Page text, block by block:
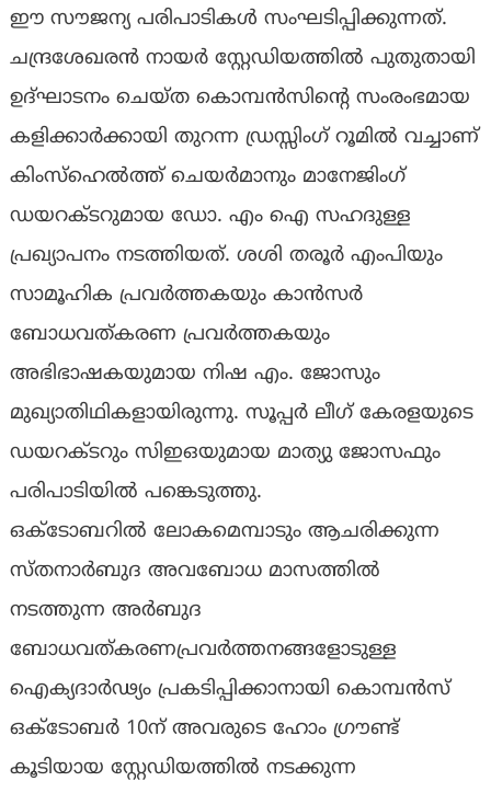
ഈ സൗജന്യ പരിപാടികൾ സംഘടിപ്പിക്കുന്നത്.
ചന്ദ്രശേഖരൻ നായർ സ്റ്റേഡിയത്തിൽ പുതുതായി
ഉദ്ഘാടനം ചെയ്ത കൊമ്പൻസിൻ്റെ സംരംഭമായ
കളിക്കാർക്കായി തുറന്ന ഡ്രസ്സിംഗ് റൂമിൽ വച്ചാണ്
കിംസ്ഹെൽത്ത് ചെയർമാനും മാനേജിംഗ്
ഡയറക്ടറുമായ ഡോ. എം ഐ സഹദുള്ള
പ്രഖ്യാപനം നടത്തിയത്. ശശി തരൂർ എംപിയും
സാമൂഹിക പ്രവർത്തകയും കാൻസർ
ബോധവത്കരണ പ്രവർത്തകയും
അഭിഭാഷകയുമായ നിഷ എം. ജോസും
മുഖ്യാതിഥികളായിരുന്നു. സൂപ്പർ ലീഗ് കേരളയുടെ
ഡയറക്ടറും സിഇഒയുമായ മാത്യു ജോസഫും
പരിപാടിയിൽ പങ്കെടുത്തു.
ഒക്ടോബറിൽ ലോകമെമ്പാടും ആചരിക്കുന്ന
സ്തനാർബുദ അവബോധ മാസത്തിൽ
നടത്തുന്ന അർബുദ
ബോധവത്കരണപ്രവർത്തനങ്ങളോടുള്ള
ഐക്യദാർഢ്യം പ്രകടിപ്പിക്കാനായി കൊമ്പൻസ്
ഒക്ടോബർ 10ന് അവരുടെ ഹോം ഗ്രൗണ്ട്
കൂടിയായ സ്റ്റേഡിയത്തിൽ നടക്കുന്ന